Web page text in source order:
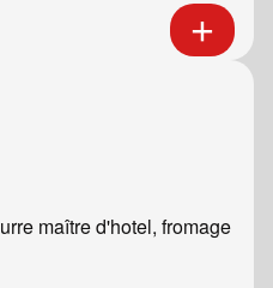
maître d'hotel, fromage